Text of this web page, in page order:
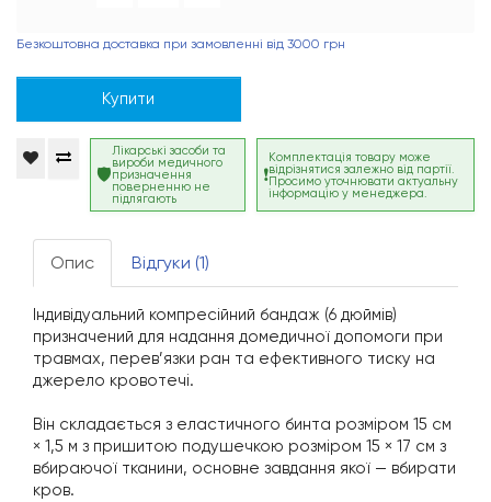
Безкоштовна доставка при замовленні від 3000 грн
Купити
Лікарські засоби та
вироби медичного
призначення
поверненню не
підлягають
Комплектація товару може
відрізнятися залежно від партії.
Просимо уточнювати актуальну
інформацію у менеджера.
Опис Відгуки (1)
Індивідуальний компресійний бандаж (6 дюймів)
призначений для надання домедичної допомоги при
травмах, перев’язки ран та ефективного тиску на
джерело кровотечі.
Він складається з еластичного бинта розміром 15 см
× 1,5 м з пришитою подушечкою розміром 15 × 17 см з
вбираючої тканини, основне завдання якої — вбирати
кров.